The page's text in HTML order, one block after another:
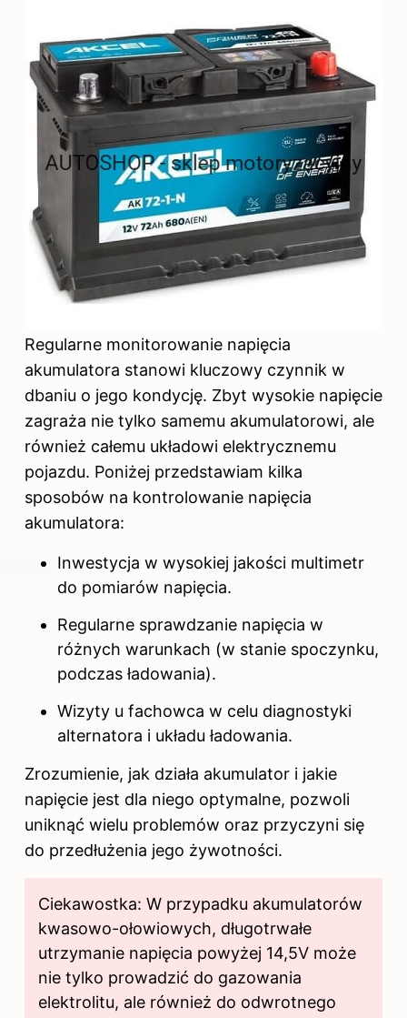
Regularne monitorowanie napięcia
akumulatora stanowi kluczowy czynnik w
dbaniu o jego kondycję. Zbyt wysokie napięcie
zagraża nie tylko samemu akumulatorowi, ale
również całemu układowi elektrycznemu
pojazdu. Poniżej przedstawiam kilka
sposobów na kontrolowanie napięcia
akumulatora:
Inwestycja w wysokiej jakości multimetr
do pomiarów napięcia.
Regularne sprawdzanie napięcia w
różnych warunkach (w stanie spoczynku,
podczas ładowania).
Wizyty u fachowca w celu diagnostyki
alternatora i układu ładowania.
Zrozumienie, jak działa akumulator i jakie
napięcie jest dla niego optymalne, pozwoli
uniknąć wielu problemów oraz przyczyni się
do przedłużenia jego żywotności.
Ciekawostka: W przypadku akumulatorów
kwasowo-ołowiowych, długotrwałe
utrzymanie napięcia powyżej 14,5V może
nie tylko prowadzić do gazowania
elektrolitu, ale również do odwrotnego